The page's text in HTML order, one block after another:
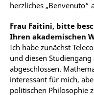
herzliches „Benvenuto“
Frau Faitini, bitte
Ihren akademischen
Ich habe zunächst
und diesen
abgeschlossen.
interessant für mich,
politischen Philosophie